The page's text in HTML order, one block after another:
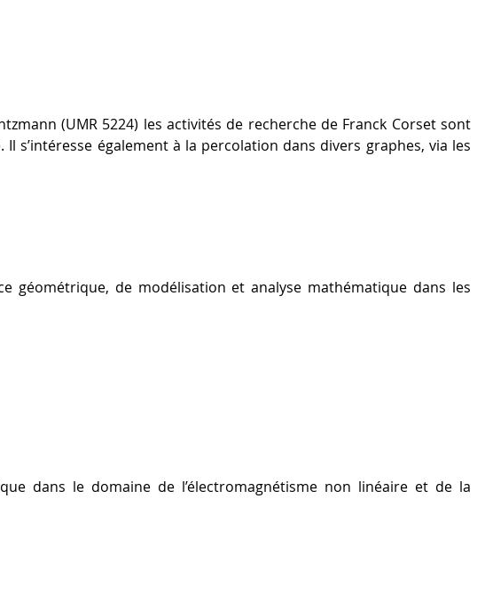
(UMR 5224) les activités de recherche de Franck Corset sont
s’intéresse également à la percolation dans divers graphes, via les
géométrique, de modélisation et analyse mathématique dans les
dans le domaine de l’électromagnétisme non linéaire et de la